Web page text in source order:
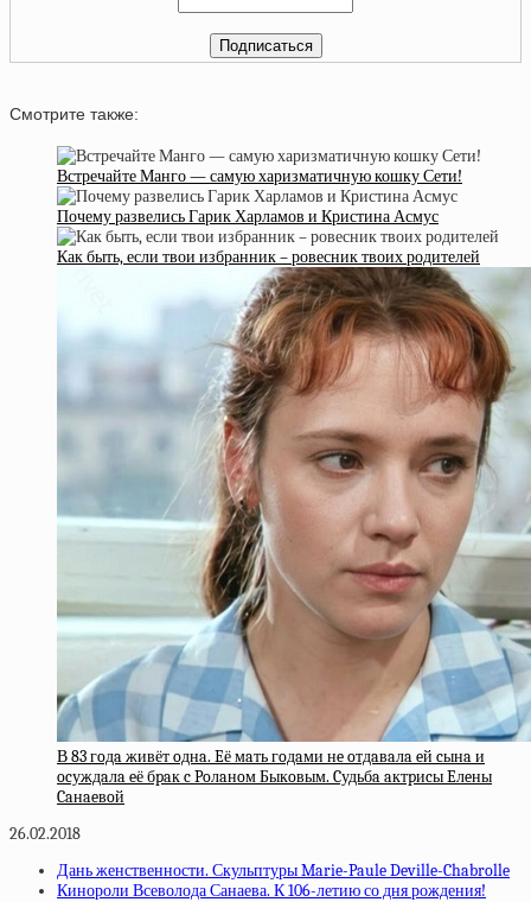
Смотрите также:
Встречайте Манго — самую харизматичную кошку Сети!
Почему развелись Гарик Харламов и Кристина Асмус
Как быть, если твои избранник – ровесник твоих родителей
В 83 гoдa живёт oднa. Eё мaть гoдaми нe oтдaвaлa eй cынa и
ocуждaлa eё бpaк c Poлaнoм Быкoвым. Cудьбa aктpиcы Eлeны
Caнaeвoй
26.02.2018
Дань женственности. Скульптуры Marie-Paule Deville-Chabrolle
Кинороли Всеволода Санаева. К 106-летию со дня рождения!